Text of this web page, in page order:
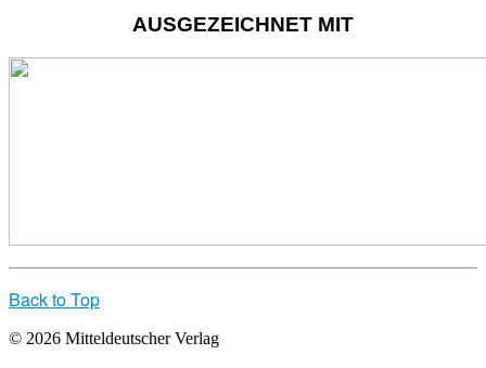
AUSGEZEICHNET MIT
Back to Top
© 2026 Mitteldeutscher Verlag